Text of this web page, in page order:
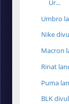
Ur...
Umbro
Nike
Macron
Rinat
Puma
BLK